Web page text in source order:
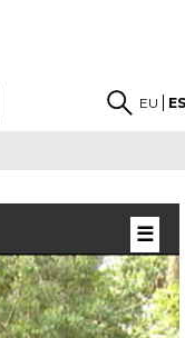
EU
☰